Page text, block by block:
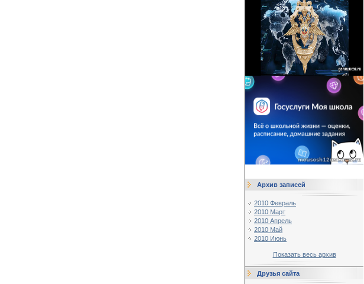
Архив записей
2010 Февраль
2010 Март
2010 Апрель
2010 Май
2010 Июнь
Показать весь архив
Друзья сайта